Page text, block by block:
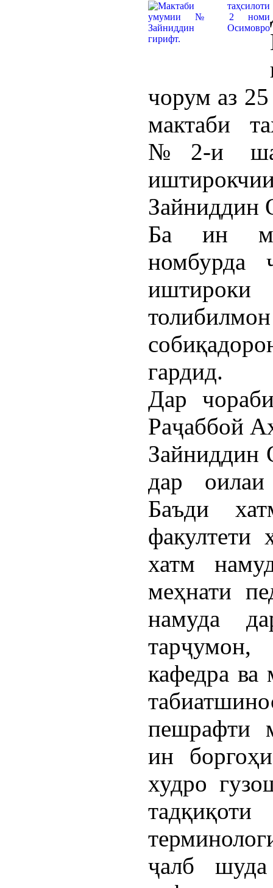
чорум аз
мактаби
№2-и
Зайниддин
Ба ин
номбурда
гардид.
Дар
Раҷаббой
Зайниддин
дар оилаи
Баъди
факултети
хатм
меҳнати
намуда
тарҷумон,
кафедра ва
пешрафти
ин
худро
ҷалб